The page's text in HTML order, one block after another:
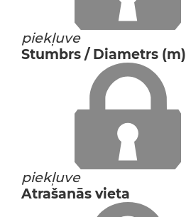
piekļuve
Stumbrs / Diametrs (m)
piekļuve
Atrašanās vieta